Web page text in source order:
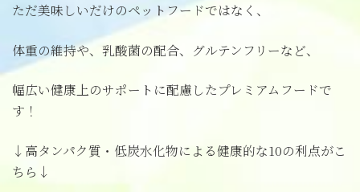
ただ美味しいだけのペットフードではなく、
体重の維持や、乳酸菌の配合、グルテンフリーなど、
幅広い健康上のサポートに配慮したプレミアムフードで
す！
↓高タンパク質・低炭水化物による健康的な10の利点がこ
ちら↓